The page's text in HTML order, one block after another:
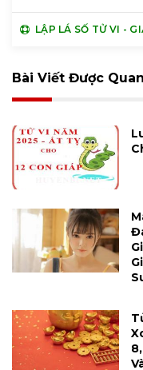
LẬP LÁ SỐ TỬ VI -
Bài Viết Được